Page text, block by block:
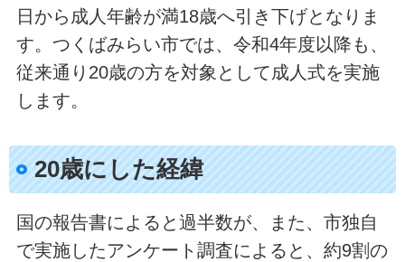
日から成人年齢が満18歳へ引き下げとなりま
す。つくばみらい市では、令和4年度以降も、
従来通り20歳の方を対象として成人式を実施
します。
20歳にした経緯
国の報告書によると過半数が、また、市独自
で実施したアンケート調査によると、約9割の